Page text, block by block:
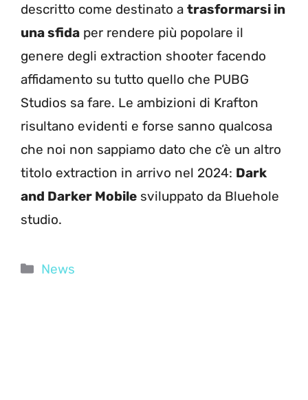
descritto come destinato a trasformarsi in
una sfida per rendere più popolare il
genere degli extraction shooter facendo
affidamento su tutto quello che PUBG
Studios sa fare. Le ambizioni di Krafton
risultano evidenti e forse sanno qualcosa
che noi non sappiamo dato che c’è un altro
titolo extraction in arrivo nel 2024: Dark
and Darker Mobile sviluppato da Bluehole
studio.
Categorie
News